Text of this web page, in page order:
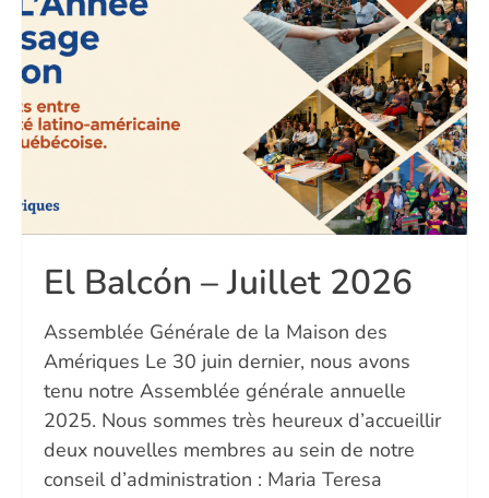
El Balcón – Juillet 2026
Assemblée Générale de la Maison des
Amériques Le 30 juin dernier, nous avons
tenu notre Assemblée générale annuelle
2025. Nous sommes très heureux d’accueillir
deux nouvelles membres au sein de notre
conseil d’administration : Maria Teresa